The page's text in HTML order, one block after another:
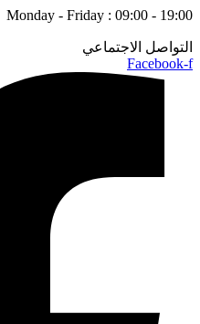
Monday - Friday : 09:00 - 19:00
التواصل الاجتماعي
Facebook-f